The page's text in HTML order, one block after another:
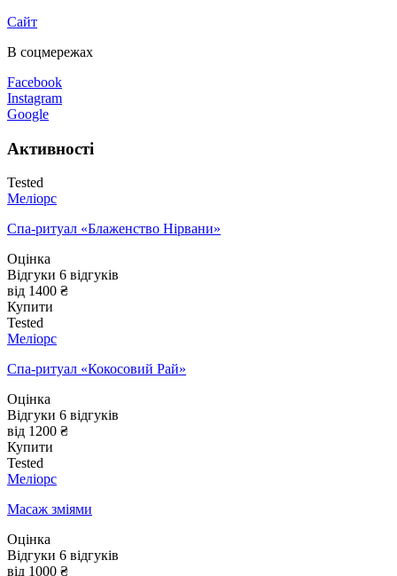
Сайт
В соцмережах
Facebook
Instagram
Google
Активності
Tested
Меліорс
Спа-ритуал «Блаженство Нірвани»
Оцінка
Відгуки 6 відгуків
від 1400 ₴
Купити
Tested
Меліорс
Спа-ритуал «Кокосовий Рай»
Оцінка
Відгуки 6 відгуків
від 1200 ₴
Купити
Tested
Меліорс
Масаж зміями
Оцінка
Відгуки 6 відгуків
від 1000 ₴